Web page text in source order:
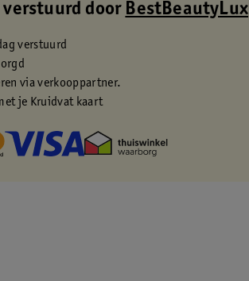
verstuurd door BestBeautyLux
verstuurd
via verkooppartner.
je Kruidvat kaart